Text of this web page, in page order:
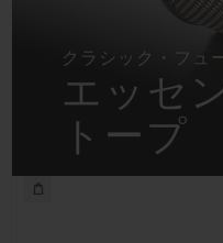
クラシック・フュ
エッセ
トープ